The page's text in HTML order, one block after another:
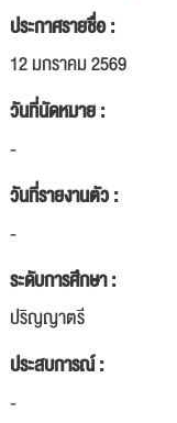
ประกาศรายชื่อ :
12 มกราคม 2569
วันที่นัดหมาย :
-
วันที่รายงานตัว :
-
ระดับการศึกษา :
ปริญญาตรี
ประสบการณ์ :
-